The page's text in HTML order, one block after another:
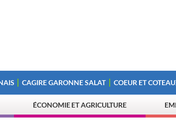
CAGIRE GARONNE SALAT COEUR ET
ÉCONOMIE ET AGRICULTURE